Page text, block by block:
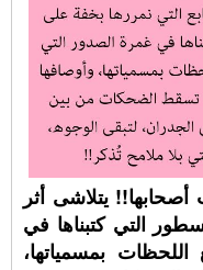
يتلاشى أثر
التي كتبناها في
بمسمياتها،